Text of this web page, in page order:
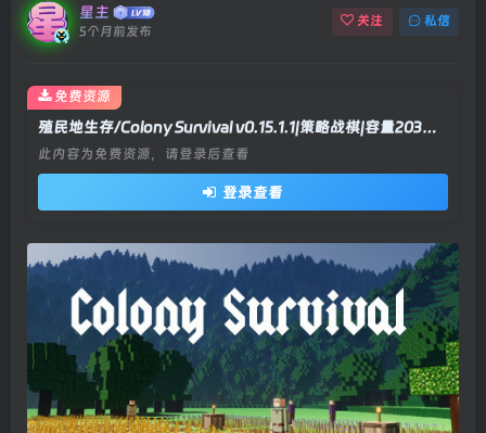
星主
5个月前发布
关注 私信
殖民地生存/Colony Survival v0.15.1.1|策略战棋|容量203MB|官方中文版
此内容为免费资源，请登录后查看
登录查看
免费资源